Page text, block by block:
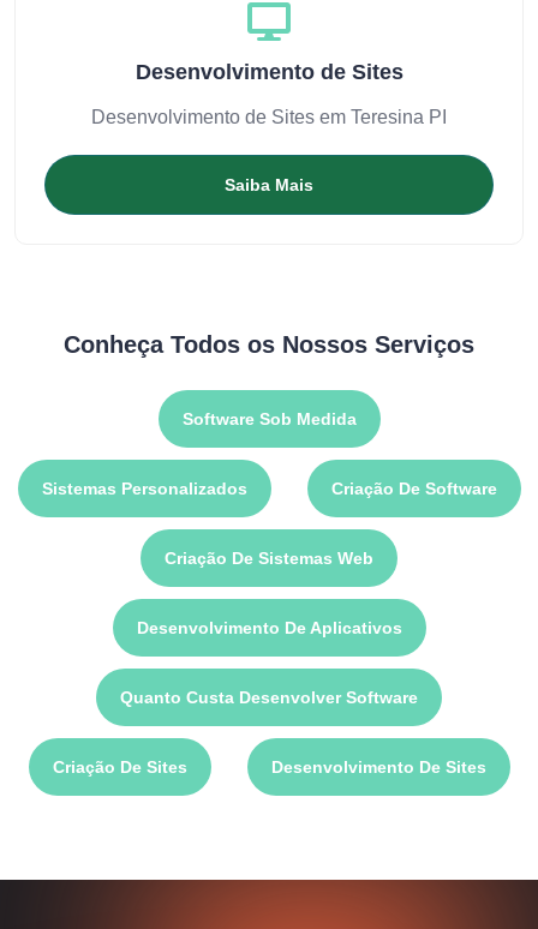
Desenvolvimento de Sites
Desenvolvimento de Sites em Teresina PI
Saiba Mais
Conheça Todos os Nossos Serviços
Software Sob Medida
Sistemas Personalizados Criação De Software
Criação De Sistemas Web
Desenvolvimento De Aplicativos
Quanto Custa Desenvolver Software
Criação De Sites Desenvolvimento De Sites